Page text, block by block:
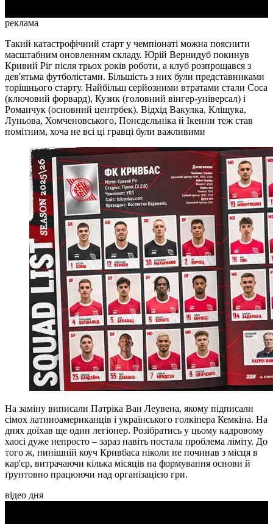
реклама
Такий катастрофічний старт у чемпіонаті можна пояснити
масштабним оновленням складу. Юрій Вернидуб покинув
Кривий Ріг після трьох років роботи, а клуб розпрощався з
дев'ятьма футболістами. Більшість з них були представниками
торішнього старту. Найбільш серйозними втратами стали Соса
(ключовий форвард), Кузик (головний вінгер-універсал) і
Романчук (основний центрбек). Відхід Вакулка, Кліщука,
Луньова, Хомченовського, Понєдєльніка й Ікенни теж став
помітним, хоча не всі ці гравці були важливими
На заміну виписали Патріка Ван Леувена, якому підписали
сімох латиноамериканців і українського голкіпера Кемкіна. На
днях доїхав ще один легіонер. Розібратись у цьому кадровому
хаосі дуже непросто – зараз навіть постала проблема ліміту. До
того ж, нинішній коуч Кривбаса ніколи не починав з місця в
кар'єр, витрачаючи кілька місяців на формування основи й
ґрунтовно працюючи над організацією гри.
відео дня